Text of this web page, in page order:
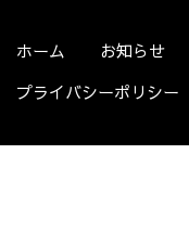
ホーム お知らせ
プライバシーポリシー